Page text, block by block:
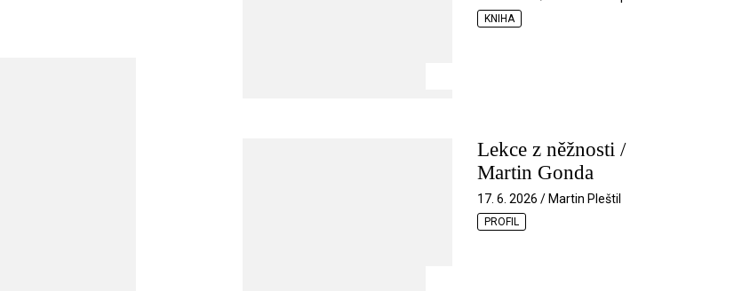
KNIHA
Lekce z něžnosti /
Martin Gonda
17. 6. 2026 / Martin Pleštil
PROFIL